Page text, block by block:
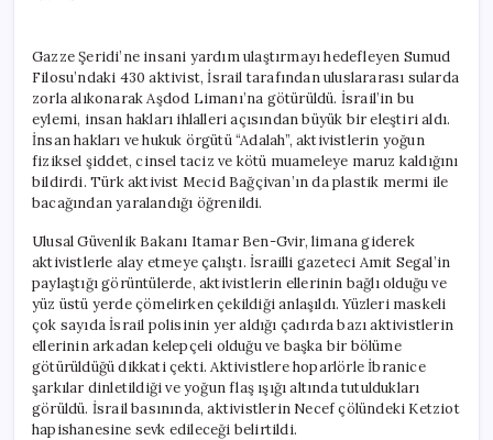
Yapılan
İşkence
ve
Uluslararası
Tepkiler
için
Gazze Şeridi’ne insani yardım ulaştırmayı hedefleyen Sumud
Filosu’ndaki 430 aktivist, İsrail tarafından uluslararası sularda
zorla alıkonarak Aşdod Limanı’na götürüldü. İsrail’in bu
eylemi, insan hakları ihlalleri açısından büyük bir eleştiri aldı.
İnsan hakları ve hukuk örgütü “Adalah”, aktivistlerin yoğun
fiziksel şiddet, cinsel taciz ve kötü muameleye maruz kaldığını
bildirdi. Türk aktivist Mecid Bağçivan’ın da plastik mermi ile
bacağından yaralandığı öğrenildi.
Ulusal Güvenlik Bakanı Itamar Ben-Gvir, limana giderek
aktivistlerle alay etmeye çalıştı. İsrailli gazeteci Amit Segal’in
paylaştığı görüntülerde, aktivistlerin ellerinin bağlı olduğu ve
yüz üstü yerde çömelirken çekildiği anlaşıldı. Yüzleri maskeli
çok sayıda İsrail polisinin yer aldığı çadırda bazı aktivistlerin
ellerinin arkadan kelepçeli olduğu ve başka bir bölüme
götürüldüğü dikkati çekti. Aktivistlere hoparlörle İbranice
şarkılar dinletildiği ve yoğun flaş ışığı altında tutuldukları
görüldü. İsrail basınında, aktivistlerin Necef çölündeki Ketziot
hapishanesine sevk edileceği belirtildi.